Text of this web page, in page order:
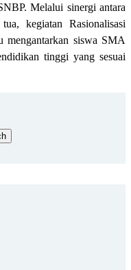
Melalui sinergi antara
kegiatan Rasionalisasi
mengantarkan siswa SMA
tinggi yang sesuai